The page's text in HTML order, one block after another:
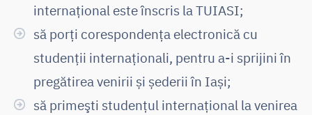
internațional este înscris la TUIASI;
să porţi corespondența electronică cu
studenții internaționali, pentru a-i sprijini în
pregătirea venirii și șederii în Iași;
să primeşti studențul internațional la venirea